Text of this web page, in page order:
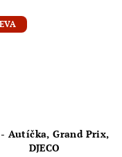
Autíčka, Grand Prix,
DJECO